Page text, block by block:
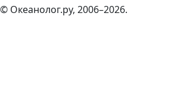
© Океанолог.ру, 2006–2026.